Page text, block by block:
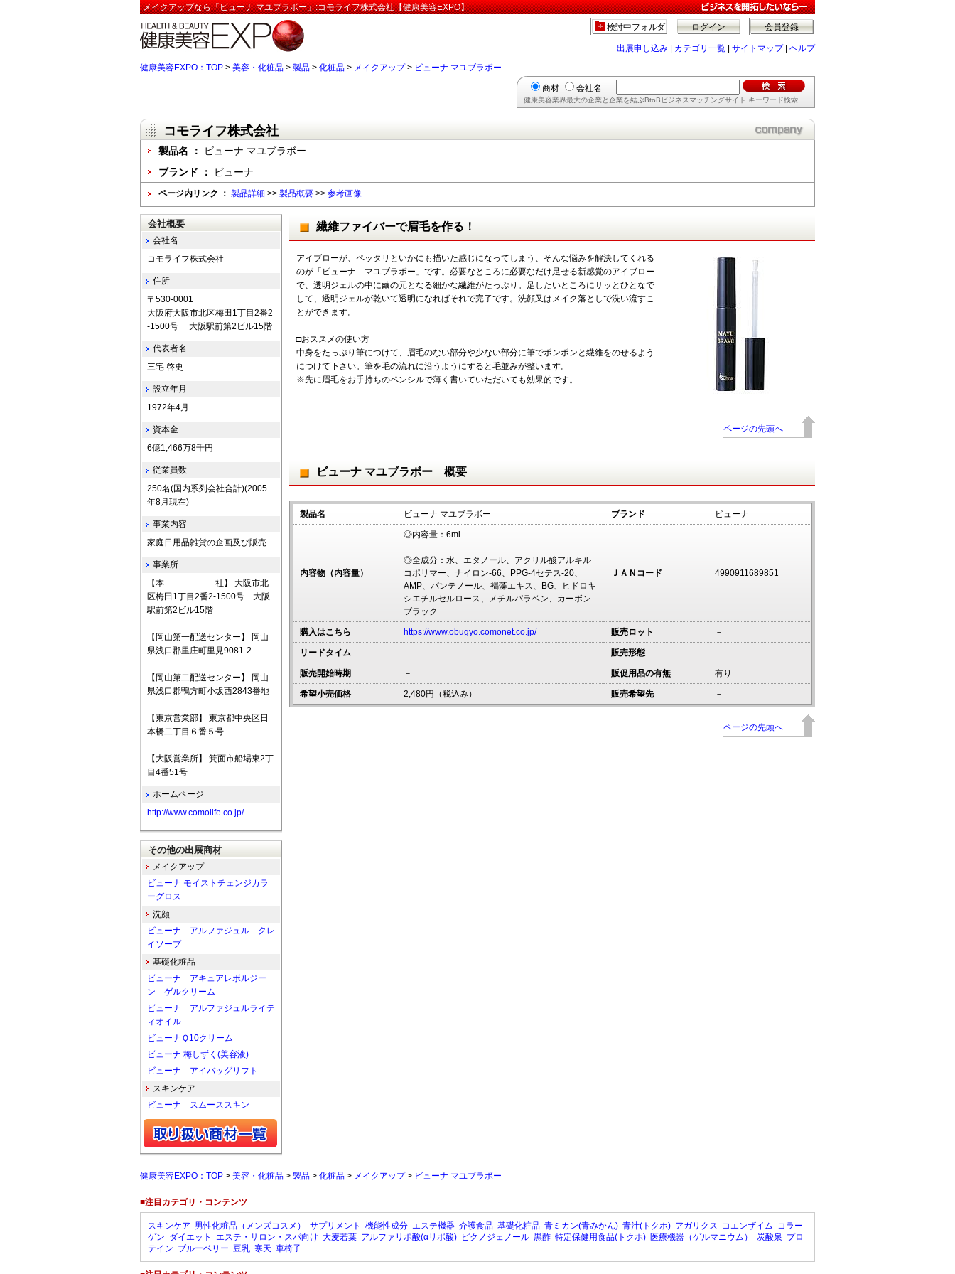
メイクアップなら「ビューナ マユブラボー」:コモライフ株式会社【健康美容EXPO】
会員登録
ログイン
検討中フォルダ
出展申し込み カテゴリ一覧 サイトマップ| ヘルプ
健康美容EXPO：TOP > 美容・化粧品 > 製品 > 化粧品 > メイクアップ> ビューナ マユブラボー
商材 会社名
健康美容業界最大の企業と企業を結ぶBtoBビジネスマッチングサイト キーワード検索
コモライフ株式会社
製品名 ：
ビューナ マユブラボー
ブランド ：
ビューナ
ページ内リンク ： 製品詳細 >> 製品概要 >> 参考画像
繊維ファイバーで眉毛を作る！
アイブローが、ペッタリといかにも描いた感じになってしまう、そんな悩みを解決してくれる
のが「ビューナ マユブラボー」です。必要なところに必要なだけ足せる新感覚のアイブロー
で、透明ジェルの中に繭の元となる細かな繊維がたっぷり。足したいところにサッとひとなで
して、透明ジェルが乾いて透明になればそれで完了です。洗顔又はメイク落としで洗い流すこ
とができます。
□おススメの使い方
中身をたっぷり筆につけて、眉毛のない部分や少ない部分に筆でポンポンと繊維をのせるよう
につけて下さい。筆を毛の流れに沿うようにすると毛並みが整います。
※先に眉毛をお手持ちのペンシルで薄く書いていただいても効果的です。
ページの先頭へ
ビューナ マユブラボー 概要
製品名 ビューナ マユブラボー ブランド ビューナ
内容物（内容量）
◎内容量：6ml
◎全成分：水、エタノール、アクリル酸アルキル
コポリマー、ナイロン-66、PPG-4セテス-20、
AMP、パンテノール、褐藻エキス、BG、ヒドロキ
シエチルセルロース、メチルパラベン、カーボン
ブラック
ＪＡＮコード 4990911689851
購入はこちら https://www.obugyo.comonet.co.jp/ 販売ロット －
リードタイム － 販売形態 －
販売開始時期 － 販促用品の有無 有り
希望小売価格 2,480円（税込み） 販売希望先 －
ページの先頭へ
会社概要
会社名
コモライフ株式会社
住所
〒530-0001
大阪府大阪市北区梅田1丁目2番2
-1500号 大阪駅前第2ビル15階
代表者名
三宅 啓史
設立年月
1972年4月
資本金
6億1,466万8千円
従業員数
250名(国内系列会社合計)(2005
年8月現在)
事業内容
家庭日用品雑貨の企画及び販売
事業所
【本 社】 大阪市北
区梅田1丁目2番2-1500号 大阪
駅前第2ビル15階
【岡山第一配送センター】 岡山
県浅口郡里庄町里見9081-2
【岡山第二配送センター】 岡山
県浅口郡鴨方町小坂西2843番地
【東京営業部】 東京都中央区日
本橋二丁目６番５号
【大阪営業所】 箕面市船場東2丁
目4番51号
ホームページ
http://www.comolife.co.jp/
その他の出展商材
メイクアップ
ビューナ モイストチェンジカラ
ーグロス
洗顔
ビューナ アルファジュル クレ
イソープ
基礎化粧品
ビューナ アキュアレボルジー
ン ゲルクリーム
ビューナ アルファジュルライテ
ィオイル
ビューナＱ10クリーム
ビューナ 梅しずく(美容液)
ビューナ アイバッグリフト
スキンケア
ビューナ スムーススキン
健康美容EXPO：TOP > 美容・化粧品 > 製品 > 化粧品 > メイクアップ> ビューナ マユブラボー
■注目カテゴリ・コンテンツ
スキンケア 男性化粧品（メンズコスメ） サプリメント 機能性成分 エステ機器 介護食品 基礎化粧品 青ミカン(青みかん) 青汁(トクホ) アガリクス コエンザイム コラー
ゲン ダイエット エステ・サロン・スパ向け 大麦若葉 アルファリポ酸(αリポ酸) ピクノジェノール 黒酢 特定保健用食品(トクホ) 医療機器（ゲルマニウム） 炭酸泉 プロ
テイン ブルーベリー 豆乳 寒天 車椅子